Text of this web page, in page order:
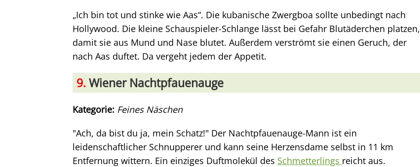
„Ich bin tot und stinke wie Aas“. Die kubanische Zwergboa sollte unbedingt nach
Hollywood. Die kleine Schauspieler-Schlange lässt bei Gefahr Blutäderchen platzen,
damit sie aus Mund und Nase blutet. Außerdem verströmt sie einen Geruch, der
nach Aas duftet. Da vergeht jedem der Appetit.
9.Wiener Nachtpfauenauge
Kategorie: Feines Näschen
"Ach, da bist du ja, mein Schatz!" Der Nachtpfauenauge-Mann ist ein
leidenschaftlicher Schnupperer und kann seine Herzensdame selbst in 11 km
Entfernung wittern. Ein einziges Duftmolekül des Schmetterlings reicht aus.